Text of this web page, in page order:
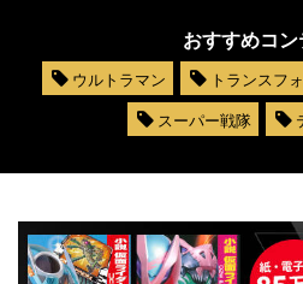
おすすめコ
ウルトラマン トランスフ
スーパー戦隊